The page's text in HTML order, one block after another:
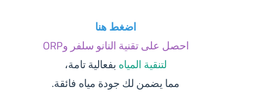
اضغط هنا
احصل على تقنية النانو سلفر وORP
لتنقية المياهبفعالية تامة،
مما يضمن لك جودة مياه فائقة.